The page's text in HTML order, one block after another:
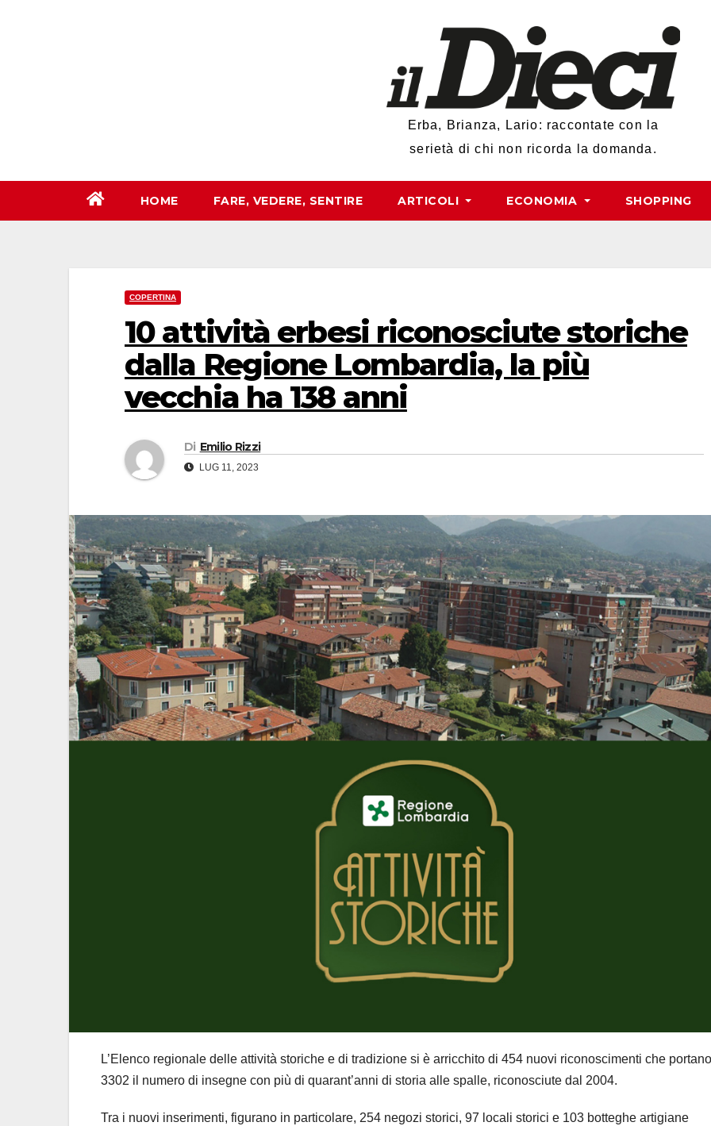
Erba, Brianza, Lario: raccontate con la
serietà di chi non ricorda la domanda.
HOME FARE, VEDERE, SENTIRE ARTICOLI ECONOMIA SHOPPING
COPERTINA
10 attività erbesi riconosciute storiche
dalla Regione Lombardia, la più
vecchia ha 138 anni
Di Emilio Rizzi
LUG 11, 2023
L’Elenco regionale delle attività storiche e di tradizione si è arricchito di 454 nuovi riconoscimenti che
3302 il numero di insegne con più di quarant’anni di storia alle spalle, riconosciute dal 2004.
Tra i nuovi inserimenti, figurano in particolare, 254 negozi storici, 97 locali storici e 103 botteghe artigiane